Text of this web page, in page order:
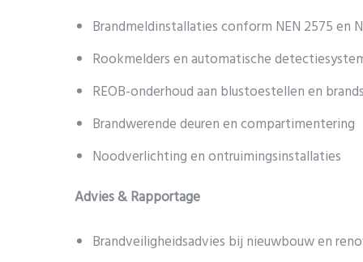
Brandmeldinstallaties conform NEN 2575 en
Rookmelders en automatische
REOB-onderhoud aan blustoestellen en
Brandwerende deuren en compartimentering
Noodverlichting en ontruimingsinstallaties
Advies & Rapportage
Brandveiligheidsadvies bij nieuwbouw en